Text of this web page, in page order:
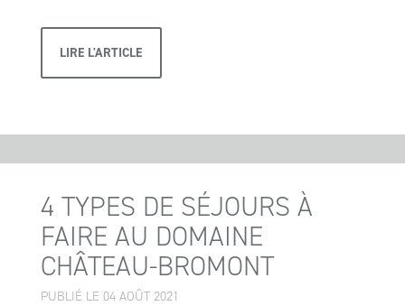
LIRE L'ARTICLE
4 TYPES DE SÉJOURS À
FAIRE AU DOMAINE
CHÂTEAU-BROMONT
PUBLIÉ LE 04 AOÛT 2021